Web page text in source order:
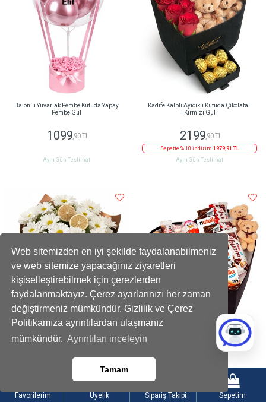
Web sitemizden en iyi şekilde faydalanabilmeniz
ve web sitemize yapacağınız ziyaretleri
kişiselleştirebilmek için çerezlerden
faydalanmaktayız. Çerez ayarlarınızı her zaman
değiştirmeniz mümkündür. Gizlilik ve Çerez
Politikamıza ayrıntılardan ulaşmanız
mümkündür. Ayrıntıları inceleyin
Tamam
Balonlu Yuvarlak Pembe Kutuda Yapay
Pembe Gül
1099 ,90 TL
Aynı Gün Teslimat
Kadife Kalpli Ayıcıklı Kutuda Çikolatalı
Kırmızı Gül
2199 ,90 TL
Sepette % 10 indirim 1979,91 TL
Aynı Gün Teslimat
Limon Dilimli Beyaz Papatya Buketi
Sepette % 10 indirim
Dev Kalp Kutuda Mini Ayıcıklı Gourmet
Favorilerim Üyelik Sipariş Takibi Sepetim